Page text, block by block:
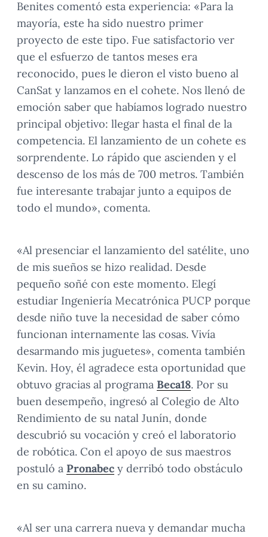
Benites comentó esta experiencia: «Para la
mayoría, este ha sido nuestro primer
proyecto de este tipo. Fue satisfactorio ver
que el esfuerzo de tantos meses era
reconocido, pues le dieron el visto bueno al
CanSat y lanzamos en el cohete. Nos llenó de
emoción saber que habíamos logrado nuestro
principal objetivo: llegar hasta el final de la
competencia. El lanzamiento de un cohete es
sorprendente. Lo rápido que ascienden y el
descenso de los más de 700 metros. También
fue interesante trabajar junto a equipos de
todo el mundo», comenta.
«Al presenciar el lanzamiento del satélite, uno
de mis sueños se hizo realidad. Desde
pequeño soñé con este momento. Elegí
estudiar Ingeniería Mecatrónica PUCP porque
desde niño tuve la necesidad de saber cómo
funcionan internamente las cosas. Vivía
desarmando mis juguetes», comenta también
Kevin. Hoy, él agradece esta oportunidad que
obtuvo gracias al programa Beca18. Por su
buen desempeño, ingresó al Colegio de Alto
Rendimiento de su natal Junín, donde
descubrió su vocación y creó el laboratorio
de robótica. Con el apoyo de sus maestros
postuló a Pronabec y derribó todo obstáculo
en su camino.
«Al ser una carrera nueva y demandar mucha